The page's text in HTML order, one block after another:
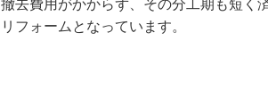
撤去費用がかからず、その分工期も短く
リフォームとなっています。